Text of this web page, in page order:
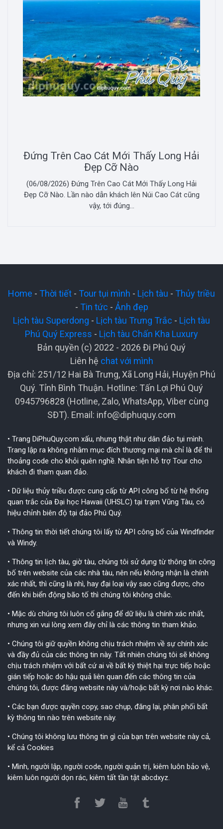
Đứng Trên Cao Cát Mới Thấy Long Hải
Đẹp Cỡ Nào
(06/08/2026) Đứng Trên Cao Cát Mới Thấy Long Hải
Đẹp Cỡ Nào. Lần nào dẫn khách lên Núi Cao Cát cũng
vậy, tới đúng...
Home - Thời tiết - Tour tụi mình - Lịch tàu - Thủy triều
- Tin tức - Ảnh đẹp
Lịch tàu Superdong - Lịch tàu Trưng Trắc - Lịch tàu
Phú Quý Express - Lịch tàu Chấn Kha Luxury
Bản quyền (c) 2022 - 2026 Đi Phú Quý
Liên hệ chat với mình
Địa chỉ: 251/12 Hai Bà Trưng, Xã Long Hải, Huyện Phú
Quý. Tỉnh Bình Thuận. Hotline: Tấn Lợi Phú Quý
0945796828 (Hotline, Zalo, WhatsApp, Viber cùng
SĐT). Email: info@diphuquy.com
• Trang DiPhuQuy.com xấu, nhưng thật như dân đảo tụi mình.
Trang lập ra không nhằm mục đích thương mại mà chỉ là để thi
thoảng code cho khỏi quên nghề. Nhân tiện hỗ trợ Tour cho
khách đi tham quan đảo.
• Dữ liệu thủy triều được cung cấp từ API công bố từ hệ thống
quan trắc của Đại học Hawaii (UHSLC) tại trạm Vũng Tàu, có
hiệu chỉnh biên độ tại đảo Phú Quý.
• Thông tin thời tiết chúng tôi lấy từ API công bố của Windfinder
và Windy.
• Thông tin lịch tàu, giờ tàu, chúng tôi sử dụng từ thông tin công
bố trên website của các nhà tàu, nên nếu không nhận là chính
xác nhất, thì cũng là nhì, hay đại loại vậy sao cũng được, cho
đến khi biển động bão tố thì chúng tôi không chắc.
• Mặc dù chúng tôi luôn cố gắng để dữ liệu là chính xác nhất,
nhưng xin vui lòng xem đây chỉ là các thông tin tham khảo.
• Chúng tôi giữ quyền không chịu trách nhiệm về sự chính xác
và đầy đủ của các thông tin này. Tất nhiên chúng tôi sẽ không
chịu trách nhiệm với bất cứ ai về bất kỳ thiệt hại trực tiếp hoặc
gián tiếp hoặc do hậu quả liên quan đến các thông tin của
chúng tôi, được đăng website này và/hoặc bất kỳ nơi nào khác.
• Các bạn được quyền copy, sao chụp, đăng lại, phân phối bất
kỳ thông tin nào trên website này.
• Chúng tôi không lưu thông tin gì của bạn trên website này cả,
kể cả Cookies
• Mình, người lập, người code, người quản trị, kiêm luôn bảo vệ,
kiêm luôn người dọn rác, kiêm tất tần tật abcdxyz.